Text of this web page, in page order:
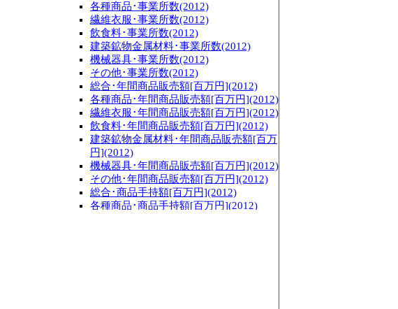
各種商品･事業所数(2012)
繊維衣服･事業所数(2012)
飲食料･事業所数(2012)
建築鉱物金属材料･事業所数(2012)
機械器具･事業所数(2012)
その他･事業所数(2012)
総合･年間商品販売額[百万円](2012)
各種商品･年間商品販売額[百万円](2012)
繊維衣服･年間商品販売額[百万円](2012)
飲食料･年間商品販売額[百万円](2012)
建築鉱物金属材料･年間商品販売額[百万
円](2012)
機械器具･年間商品販売額[百万円](2012)
その他･年間商品販売額[百万円](2012)
総合･商品手持額[百万円](2012)
各種商品･商品手持額[百万円](2012)